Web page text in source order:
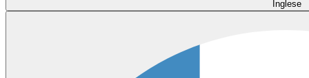
Inglese